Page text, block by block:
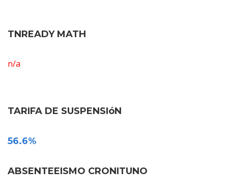
TNREADY MATH
n/a
TARIFA DE SUSPENSIóN
56.6%
ABSENTEEISMO CRONITUNO